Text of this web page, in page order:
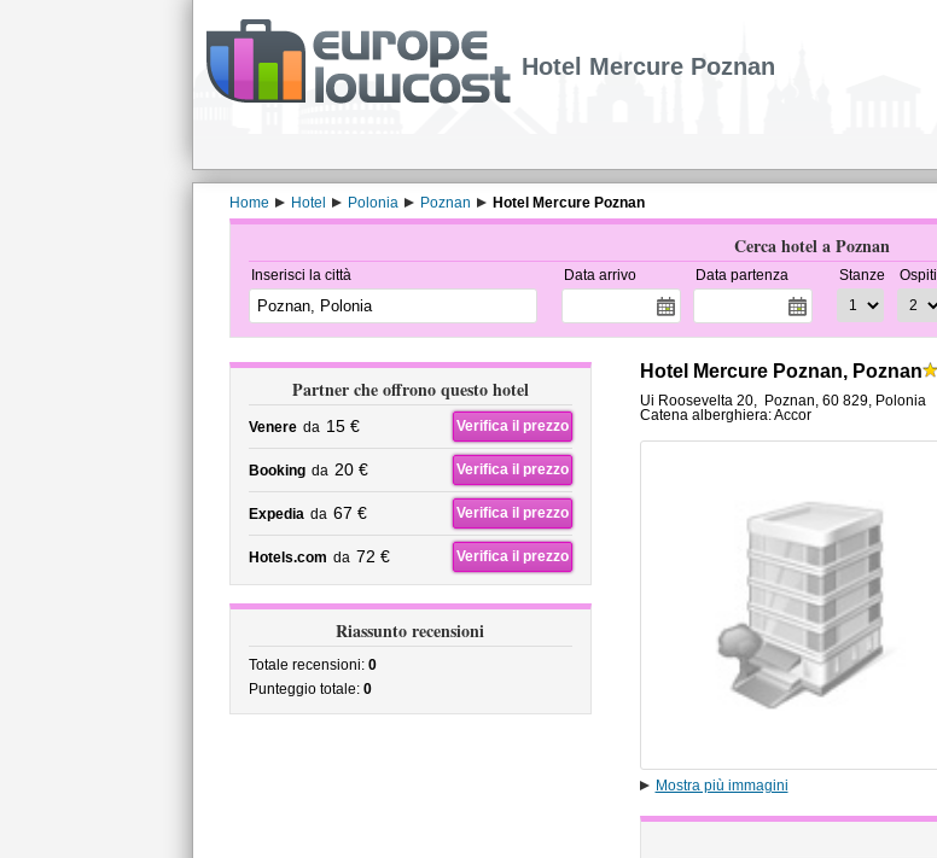
Hotel Mercure Poznan
Home Hotel Polonia Poznan Hotel Mercure Poznan
Cerca hotel a Poznan
Inserisci la città Data arrivo Data partenza Stanze Ospiti
Partner che offrono questo hotel
Venere da 15 € Verifica il prezzo
Booking da 20 € Verifica il prezzo
Expedia da 67 € Verifica il prezzo
Hotels.com da 72 € Verifica il prezzo
Riassunto recensioni
Totale recensioni: 0
Punteggio totale: 0
Hotel Mercure Poznan, Poznan
Ui Roosevelta 20, Poznan, 60 829, Polonia
Catena alberghiera: Accor
Mostra più immagini